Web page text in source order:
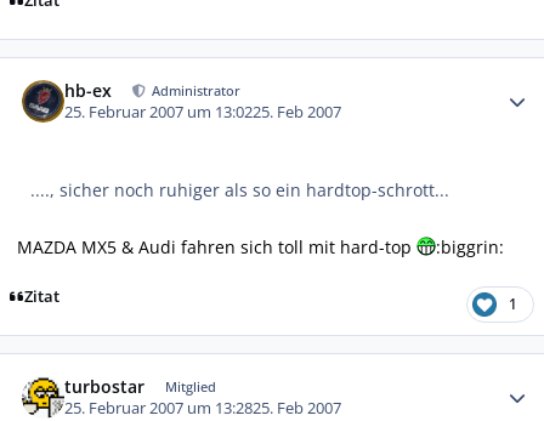
hb-ex Administrator
25. Februar 2007 um 13:0225. Feb 2007
...., sicher noch ruhiger als so ein hardtop-schrott...
MAZDA MX5 & Audi fahren sich toll mit hard-top :biggrin:
Zitat 1
turbostar Mitglied
25. Februar 2007 um 13:2825. Feb 2007